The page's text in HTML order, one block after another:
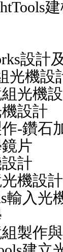
設計
光機設
光機
設計
-鑽石
片
計
機設計
輸入光
製作